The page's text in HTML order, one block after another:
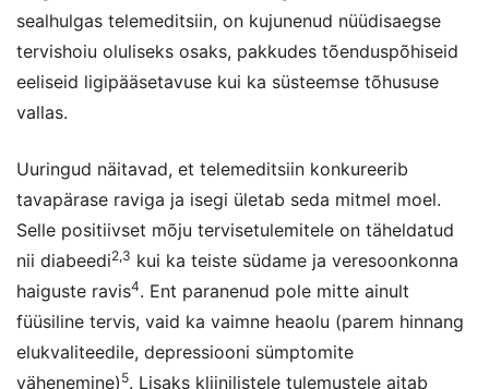
sealhulgas telemeditsiin, on kujunenud nüüdisaegse
tervishoiu oluliseks osaks, pakkudes tõenduspõhiseid
eeliseid ligipääsetavuse kui ka süsteemse tõhususe
vallas.
Uuringud näitavad, et telemeditsiin konkureerib
tavapärase raviga ja isegi ületab seda mitmel moel.
Selle positiivset mõju tervisetulemitele on täheldatud
nii diabeedi2,3 kui ka teiste südame ja veresoonkonna
haiguste ravis4. Ent paranenud pole mitte ainult
füüsiline tervis, vaid ka vaimne heaolu (parem hinnang
elukvaliteedile, depressiooni sümptomite
vähenemine) 5. Lisaks kliinilistele tulemustele aitab